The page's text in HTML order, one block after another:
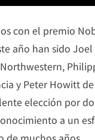
con el premio
año han sido
y Peter Howitt
elección por
a un